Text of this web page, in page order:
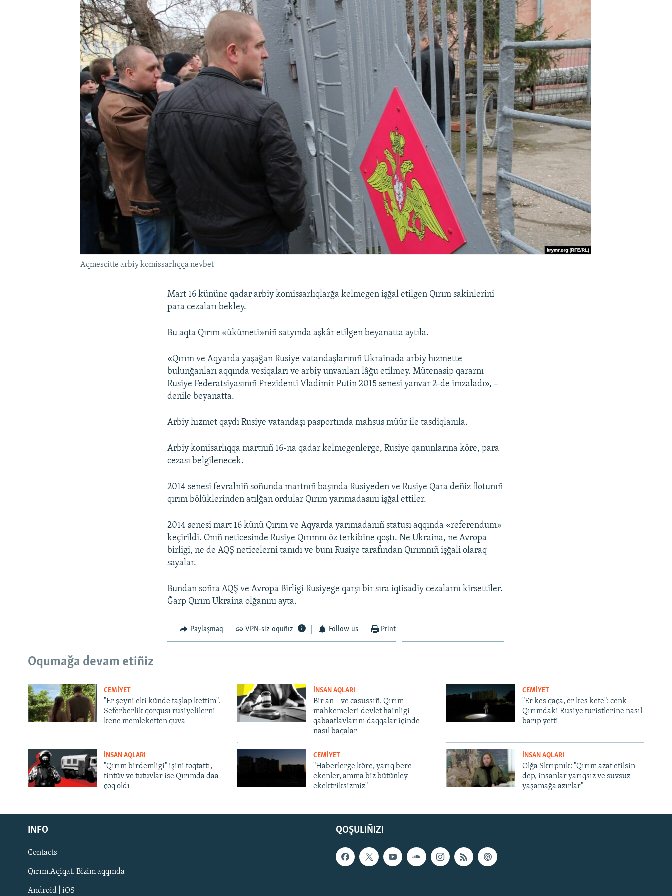
Русский
Українською
QOŞULIÑIZ!
Aqmescitte arbiy komissarlıqqa nevbet
Mart 16 kününe qadar arbiy komissarlıqlarğa kelmegen işğal etilgen Qırım sakinlerini
para cezaları bekley.
Bu aqta Qırım «ükümeti»niñ satyında aşkâr etilgen beyanatta aytıla.
«Qırım ve Aqyarda yaşağan Rusiye vatandaşlarınıñ Ukrainada arbiy hızmette
bulunğanları aqqında vesiqaları ve arbiy unvanları lâğu etilmey. Mütenasip qararnı
Rusiye Federatsiyasınıñ Prezidenti Vladimir Putin 2015 senesi yanvar 2-de imzaladı», –
denile beyanatta.
Arbiy hızmet qaydı Rusiye vatandaşı pasportında mahsus müür ile tasdiqlanıla.
Arbiy komisarlıqqa martnıñ 16-na qadar kelmegenlerge, Rusiye qanunlarına köre, para
cezası belgilenecek.
2014 senesi fevralniñ soñunda martnıñ başında Rusiyeden ve Rusiye Qara deñiz flotunıñ
qırım bölüklerinden atılğan ordular Qırım yarımadasını işğal ettiler.
2014 senesi mart 16 künü Qırım ve Aqyarda yarımadanıñ statusı aqqında «referendum»
keçirildi. Onıñ neticesinde Rusiye Qırımnı öz terkibine qoştı. Ne Ukraina, ne Avropa
birligi, ne de AQŞ neticelerni tanıdı ve bunı Rusiye tarafından Qırımnıñ işğali olaraq
sayalar.
Bundan soñra AQŞ ve Avropa Birligi Rusiyege qarşı bir sıra iqtisadiy cezalarnı kirsettiler.
Ğarp Qırım Ukraina olğanını ayta.
Paylaşmaq VPN-siz oquñız Follow us Print
Oqumağa devam etiñiz
CEMİYET
"Er şeyni eki künde taşlap kettim".
Seferberlik qorqusı rusiyelilerni
kene memleketten quva
İNSAN AQLARI
Bir an – ve casussıñ. Qırım
mahkemeleri devlet hainligi
qabaatlavlarını daqqalar içinde
nasıl baqalar
CEMİYET
"Er kes qaça, er kes kete": cenk
Qırımdaki Rusiye turistlerine nasıl
barıp yetti
İNSAN AQLARI
"Qırım birdemligi" işini toqtattı,
tintüv ve tutuvlar ise Qırımda daa
çoq oldı
CEMİYET
"Haberlerge köre, yarıq bere
ekenler, amma biz bütünley
ekektriksizmiz"
İNSAN AQLARI
Olğa Skrıpnık: "Qırım azat etilsin
dep, insanlar yarıqsız ve suvsuz
yaşamağa azırlar"
QOŞULIÑIZ!
INFO
Contacts
Qırım.Aqiqat. Bizim aqqında
Android | iOS